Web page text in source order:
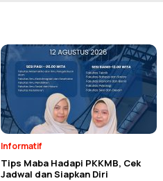
Informatif
Tips Maba Hadapi PKKMB, Cek
Jadwal dan Siapkan Diri